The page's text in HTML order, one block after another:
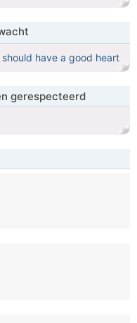
have a good heart
gerespecteerd